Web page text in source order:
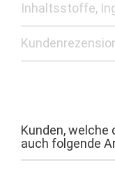
Inhaltsstoffe,
Kunden, welche
auch folgende